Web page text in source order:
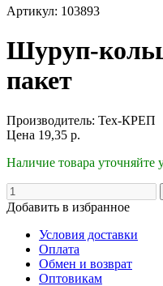
Артикул: 103893
Шуруп-
пакет
Производитель: Тех-КРЕП
Цена 19,35 р.
Наличие товара уточняйте
Добавить в избранное
Условия доставки
Оплата
Обмен и возврат
Оптовикам